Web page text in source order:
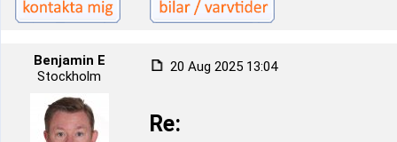
Benjamin E
Stockholm
20 Aug 2025 13:04
Re: